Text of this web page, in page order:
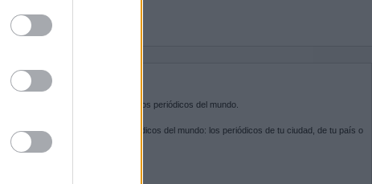
SOBRE KIOSKO.NET
es la puerta de entrada a los periódicos del mundo.
Navega por las portadas de los periódicos del mundo: los periódicos de tu ciudad, de tu país o
del otro extremo del mundo.